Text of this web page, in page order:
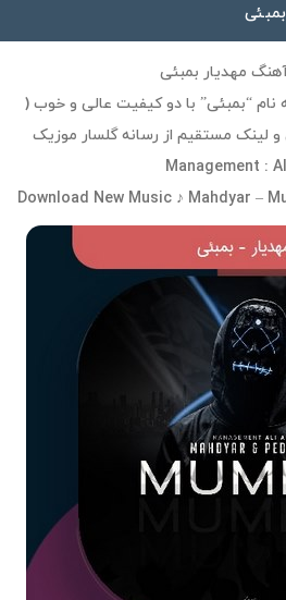
آهنگ مهدیار بمبئی
نام “بمبئی” با دو کیفیت عالی و خوب (
Management :
Download New Music ♪ Mahdyar –